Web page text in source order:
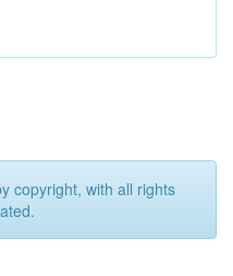
copyright, with all rights